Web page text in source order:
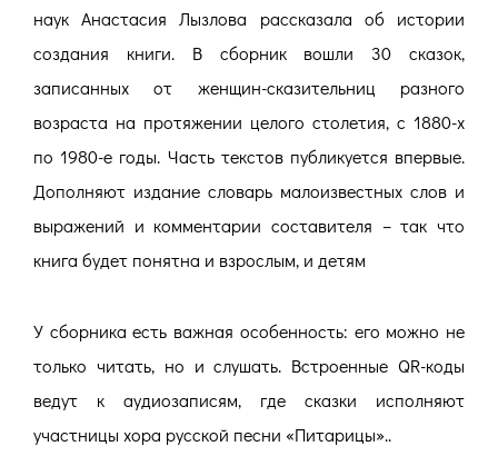
наук Анастасия Лызлова рассказала об истории
создания книги. В сборник вошли 30 сказок,
записанных от женщин-сказительниц разного
возраста на протяжении целого столетия, с 1880-х
по 1980-е годы. Часть текстов публикуется впервые.
Дополняют издание словарь малоизвестных слов и
выражений и комментарии составителя – так что
книга будет понятна и взрослым, и детям
У сборника есть важная особенность: его можно не
только читать, но и слушать. Встроенные QR-коды
ведут к аудиозаписям, где сказки исполняют
участницы хора русской песни «Питарицы»..